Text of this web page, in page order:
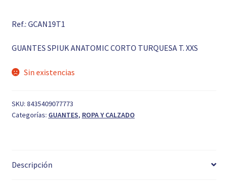
original
era:
es:
Ref.: GCAN19T1
GUANTES SPIUK ANATOMIC CORTO TURQUESA T. XXS
Sin existencias
SKU: 8435409077773
Categorías: GUANTES, ROPA Y CALZADO
Descripción